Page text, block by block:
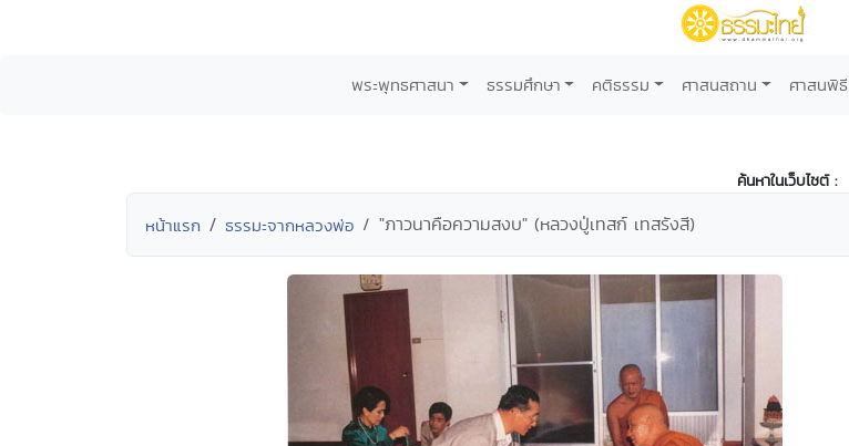
พระพุทธศาสนา ธรรมศึกษา คติธรรม ศาสนสถาน ศาสนพิธี
ค้นหาในเว็บไซต์ :
หน้าแรก ธรรมะจากหลวงพ่อ "ภาวนาคือความสงบ" (หลวงปู่เทสก์ เทสรังสี)